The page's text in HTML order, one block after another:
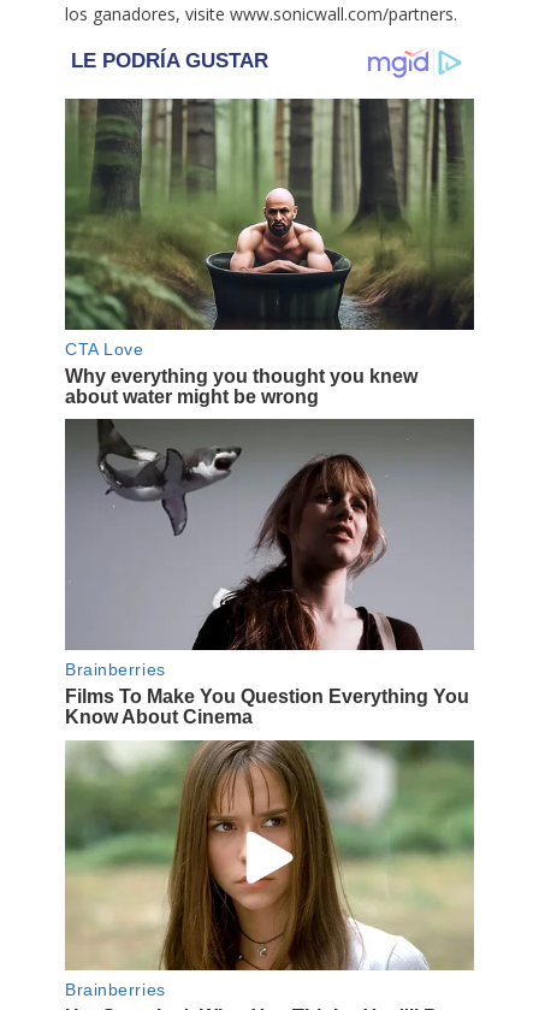
los ganadores, visite www.sonicwall.com/partners.